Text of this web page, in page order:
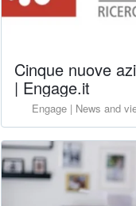
Cinque nuove
| Engage.it
Engage | News and